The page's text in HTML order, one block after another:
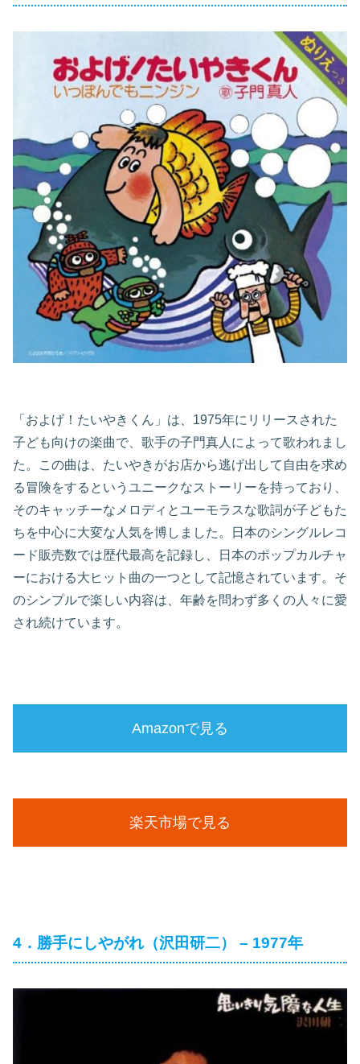
「およげ！たいやきくん」は、1975年にリリースされた
子ども向けの楽曲で、歌手の子門真人によって歌われまし
た。この曲は、たいやきがお店から逃げ出して自由を求め
る冒険をするというユニークなストーリーを持っており、
そのキャッチーなメロディとユーモラスな歌詞が子どもた
ちを中心に大変な人気を博しました。日本のシングルレコ
ード販売数では歴代最高を記録し、日本のポップカルチャ
ーにおける大ヒット曲の一つとして記憶されています。そ
のシンプルで楽しい内容は、年齢を問わず多くの人々に愛
され続けています。
Amazonで見る
楽天市場で見る
4．勝手にしやがれ（沢田研二） – 1977年